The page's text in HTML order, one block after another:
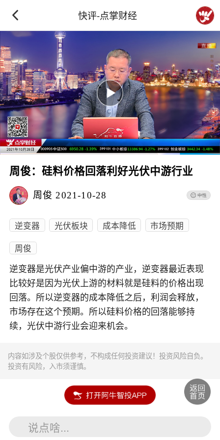
快评-点掌财经
周俊：硅料价格回落利好光伏中游行业
周俊 2021-10-28
逆变器 光伏板块 成本降低
市场预期
周俊
逆变器是光伏产业偏中游的产业，逆变器最近表现
比较好是因为光伏上游的材料就是硅料的价格出现
回落。所以逆变器的成本降低之后，利润会释放，
市场存在这个预期。所以硅料价格的回落能够持
续，光伏中游行业会迎来机会。
内容如涉及个股仅供参考，不构成任何投资建议！投资风险自负。
投资有风险，入市须谨慎。
说点啥...